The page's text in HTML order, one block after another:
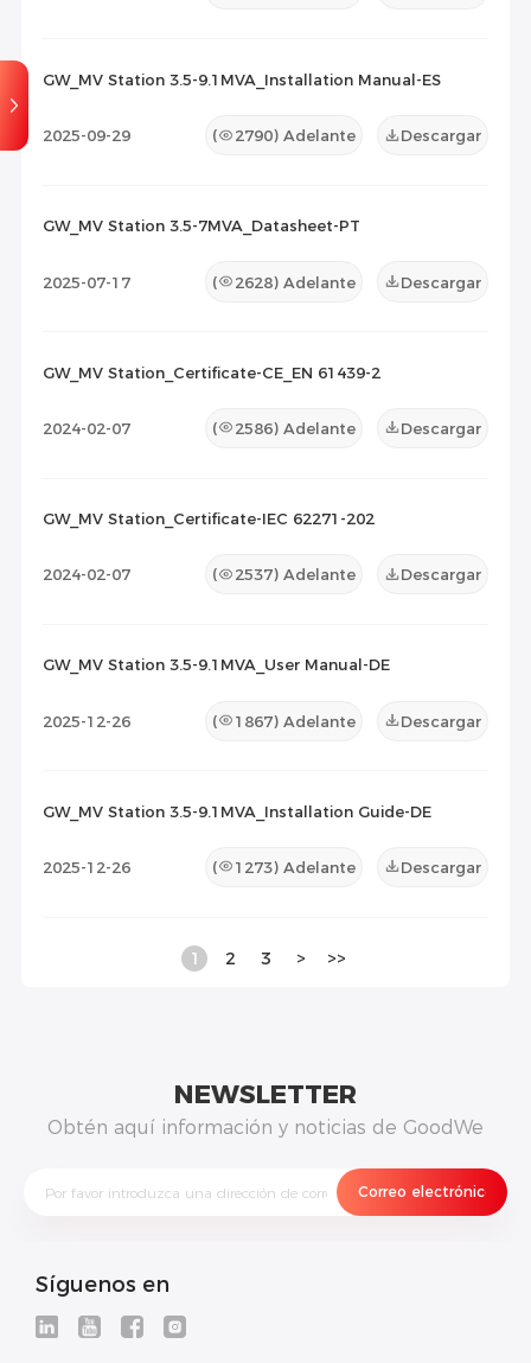
GW_MV Station 3.5-9.1MVA_Installation Manual-ES
2025-09-29 ( 2790) Adelante Descargar
GW_MV Station 3.5-7MVA_Datasheet-PT
2025-07-17 ( 2628) Adelante Descargar
GW_MV Station_Certificate-CE_EN 61439-2
2024-02-07 ( 2586) Adelante Descargar
GW_MV Station_Certificate-IEC 62271-202
2024-02-07 ( 2537) Adelante Descargar
GW_MV Station 3.5-9.1MVA_User Manual-DE
2025-12-26 ( 1867) Adelante Descargar
GW_MV Station 3.5-9.1MVA_Installation Guide-DE
2025-12-26 ( 1273) Adelante Descargar
1 2 3 > >>
NEWSLETTER
Obtén aquí información y noticias de GoodWe
Síguenos en